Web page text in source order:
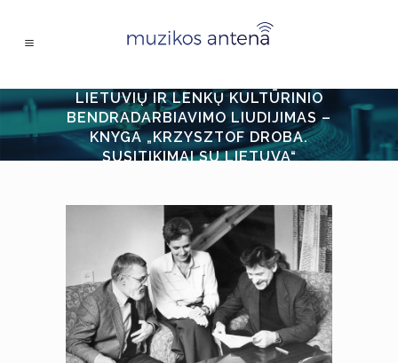
LIETUVIŲ IR LENKŲ KULTŪRINIO
BENDRADARBIAVIMO LIUDIJIMAS –
KNYGA „KRZYSZTOF DROBA.
SUSITIKIMAI SU LIETUVA“